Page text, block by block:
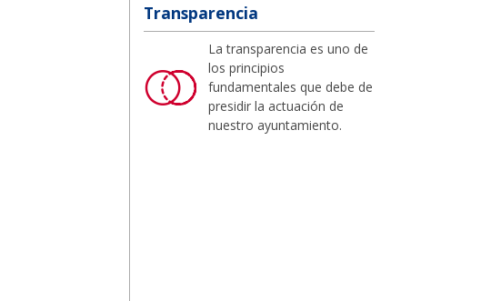
Transparencia
La transparencia es uno de
los principios
fundamentales que debe de
presidir la actuación de
nuestro ayuntamiento.